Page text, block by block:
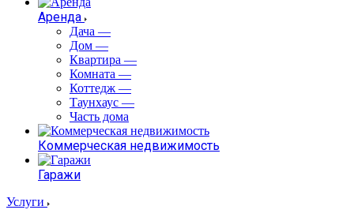
Аренда
Дача —
Дом —
Квартира —
Комната —
Коттедж —
Таунхаус —
Часть дома
Коммерческая недвижимость
Гаражи
Услуги